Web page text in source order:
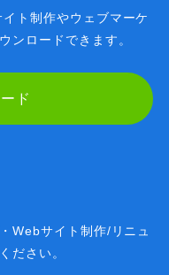
ト制作やウェブマーケ
ンロードできます。
ド
Webサイト制作/ リニュ
ださい。